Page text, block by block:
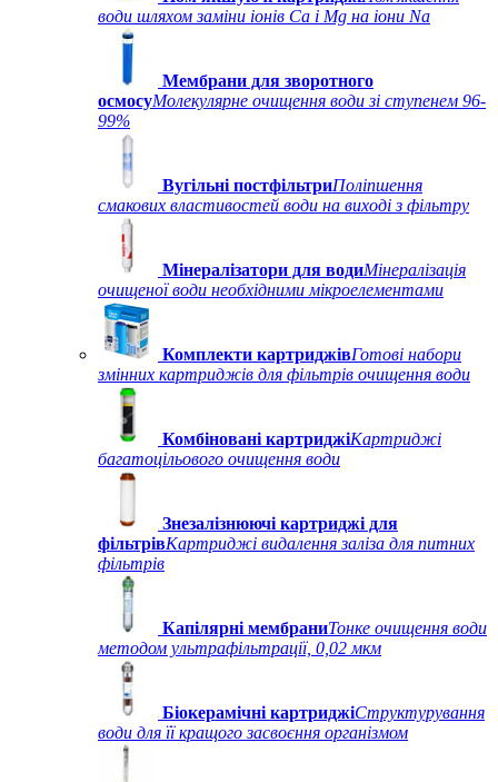
води шляхом заміни іонів Ca і Mg на іони Na
Мембрани для зворотного
осмосуМолекулярне очищення води зі ступенем 96-
99%
Вугільні постфільтриПоліпшення
смакових властивостей води на виході з фільтру
Мінералізатори для водиМінералізація
очищеної води необхідними мікроелементами
Комплекти картриджівГотові набори
змінних картриджів для фільтрів очищення води
Комбіновані картриджіКартриджі
багатоцільового очищення води
Знезалізнюючі картриджі для
фільтрівКартриджі видалення заліза для питних
фільтрів
Капілярні мембраниТонке очищення води
методом ультрафільтрації, 0,02 мкм
Біокерамічні картриджіСтруктурування
води для її кращого засвоєння організмом